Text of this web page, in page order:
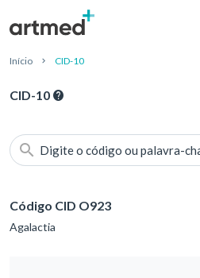
Início CID-10
CID-10
Digite o código ou palavra-
Código CID O923
Agalactia